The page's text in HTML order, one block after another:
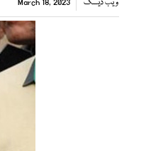
ویب ڈیسک March 18, 2023